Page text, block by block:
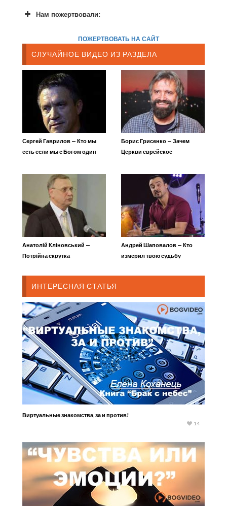
Нам пожертвовали:
ПОЖЕРТВОВАТЬ НА САЙТ
СЛУЧАЙНОЕ ВИДЕО ИЗ РАЗДЕЛА
Сергей Гаврилов — Кто мы
есть если мы с Богом один
Борис Грисенко — Зачем
Церкви еврейское
Анатолій Кліновський —
Потрійна скрутка
Андрей Шаповалов — Кто
измерил твою судьбу
ИНТЕРЕСНАЯ СТАТЬЯ
Виртуальные знакомства, за и против!
14